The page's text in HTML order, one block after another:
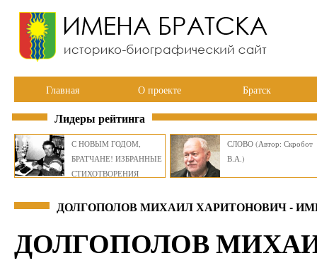
Главная О проекте Братск
Лидеры рейтинга
С НОВЫМ ГОДОМ,
БРАТЧАНЕ! ИЗБРАННЫЕ
СТИХОТВОРЕНИЯ
СЛОВО (Автор: Скробот
В.А.)
ДОЛГОПОЛОВ МИХАИЛ ХАРИТОНОВИЧ -
ДОЛГОПОЛОВ